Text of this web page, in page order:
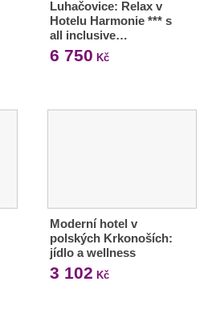
Luhačovice: Relax v
Hotelu Harmonie *** s
all inclusive…
6 750 Kč
Moderní hotel v
polských Krkonoších:
jídlo a wellness
3 102 Kč